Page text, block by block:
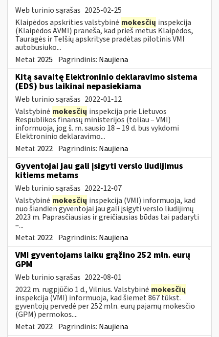
Web turinio sąrašas 2025-02-25
Klaipėdos apskrities valstybinė mokesčių inspekcija
(Klaipėdos AVMI) praneša, kad prieš metus Klaipėdos,
Tauragės ir Telšių apskrityse pradėtas pilotinis VMI
autobusiuko...
Metai: 2025 Pagrindinis: Naujiena
Kitą savaitę Elektroninio deklaravimo sistema
(EDS) bus laikinai nepasiekiama
Web turinio sąrašas 2022-01-12
Valstybinė mokesčių inspekcija prie Lietuvos
Respublikos finansų ministerijos (toliau – VMI)
informuoja, jog š. m. sausio 18 – 19 d. bus vykdomi
Elektroninio deklaravimo...
Metai: 2022 Pagrindinis: Naujiena
Gyventojai jau gali įsigyti verslo liudijimus
kitiems metams
Web turinio sąrašas 2022-12-07
Valstybinė mokesčių inspekcija (VMI) informuoja, kad
nuo šiandien gyventojai jau gali įsigyti verslo liudijimų
2023 m. Paprasčiausias ir greičiausias būdas tai padaryti
–...
Metai: 2022 Pagrindinis: Naujiena
VMI gyventojams laiku grąžino 252 mln. eurų
GPM
Web turinio sąrašas 2022-08-01
2022 m. rugpjūčio 1 d., Vilnius. Valstybinė mokesčių
inspekcija (VMI) informuoja, kad šiemet 867 tūkst.
gyventojų pervedė per 252 mln. eurų pajamų mokesčio
(GPM) permokos....
Metai: 2022 Pagrindinis: Naujiena